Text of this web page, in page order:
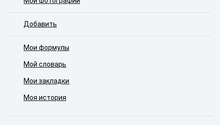
Добавить
Мои формулы
Мой словарь
Мои закладки
Моя история